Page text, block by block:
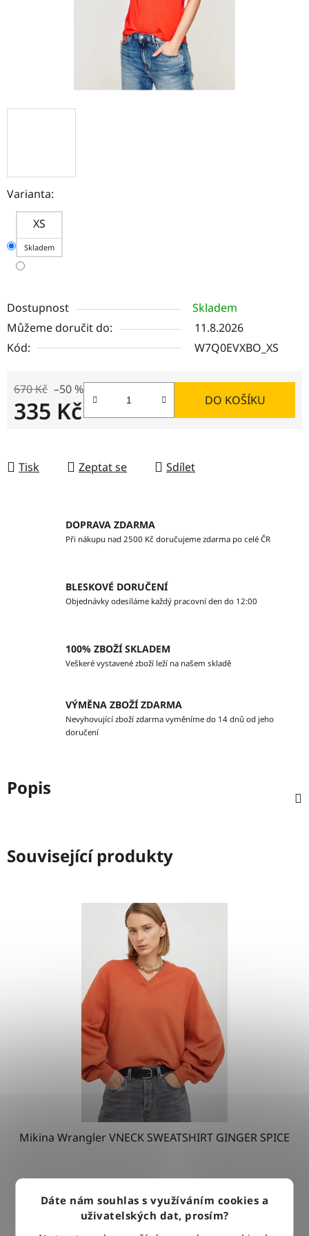
Dáte nám souhlas s využíváním cookies a
uživatelských dat, prosím?
Varianta:
XS
Skladem
Dostupnost
Skladem
Můžeme doručit do:
11.8.2026
Kód:
W7Q0EVXBO_XS
670 Kč –50 %
335 Kč DO KOŠÍKU
Tisk Zeptat se Sdílet
DOPRAVA ZDARMA
Při nákupu nad 2500 Kč doručujeme zdarma po celé ČR
BLESKOVÉ DORUČENÍ
Objednávky odesíláme každý pracovní den do 12:00
100% ZBOŽÍ SKLADEM
Veškeré vystavené zboží leží na našem skladě
VÝMĚNA ZBOŽÍ ZDARMA
Nevyhovující zboží zdarma vyměníme do 14 dnů od jeho
doručení
Popis
Související produkty
Mikina Wrangler VNECK SWEATSHIRT GINGER SPICE
DETAIL